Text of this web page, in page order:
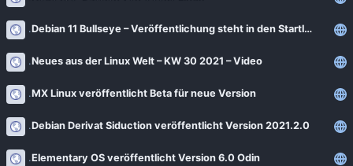
Debian 11 Bullseye – Veröffentlichung steht in den Startlöchern
Neues aus der Linux Welt – KW 30 2021 – Video
MX Linux veröffentlicht Beta für neue Version
Debian Derivat Siduction veröffentlicht Version 2021.2.0
Elementary OS veröffentlicht Version 6.0 Odin